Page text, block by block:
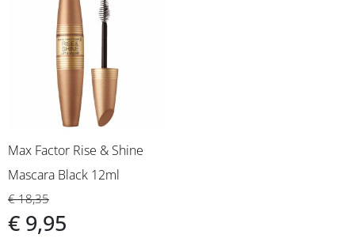
Max Factor Rise & Shine
Mascara Black 12ml
€ 18,35
€ 9,95